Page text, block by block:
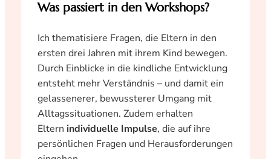
Was passiert in den Workshops?
Ich thematisiere Fragen, die Eltern in den
ersten drei Jahren mit ihrem Kind bewegen.
Durch Einblicke in die kindliche Entwicklung
entsteht mehr Verständnis – und damit ein
gelassenerer, bewussterer Umgang mit
Alltagssituationen. Zudem erhalten
Eltern individuelle Impulse, die auf ihre
persönlichen Fragen und Herausforderungen